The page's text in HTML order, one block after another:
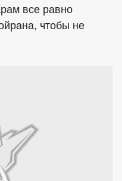
все равно
чтобы не